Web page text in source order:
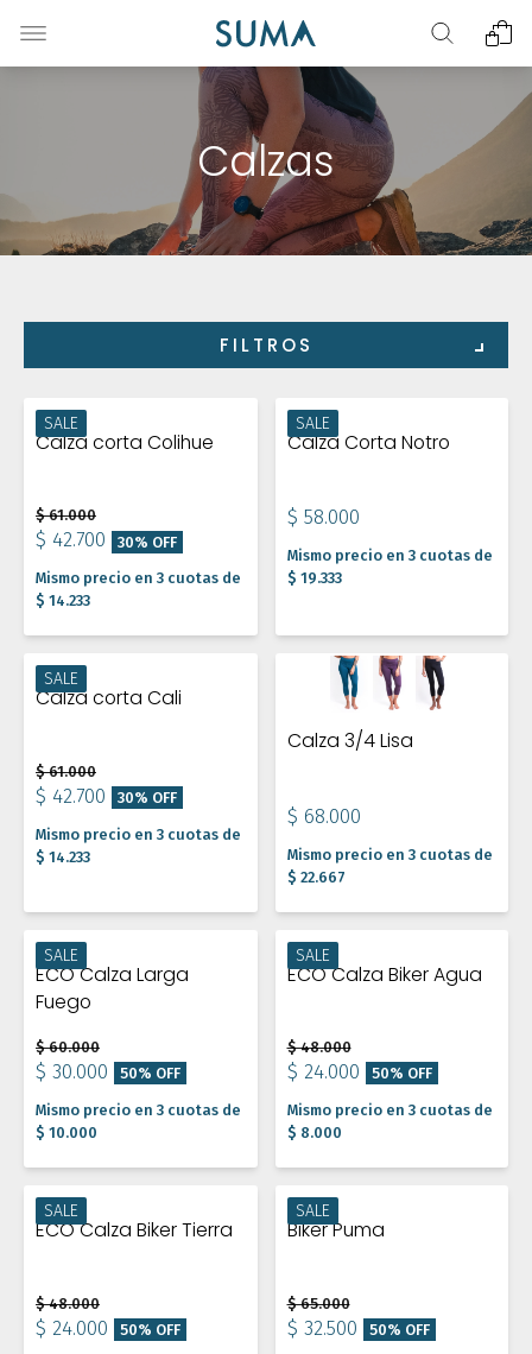
Calzas
FILTROS
SALE
Calza corta Colihue
$ 61.000
$ 42.700 30% OFF
Mismo precio en 3 cuotas de
$ 14.233
SALE
Calza Corta Notro
$ 58.000
Mismo precio en 3 cuotas de
$ 19.333
SALE
Calza corta Cali
$ 61.000
$ 42.700 30% OFF
Mismo precio en 3 cuotas de
$ 14.233
Calza 3/4 Lisa
$ 68.000
Mismo precio en 3 cuotas de
$ 22.667
SALE
ECO Calza Larga
Fuego
$ 60.000
$ 30.000 50% OFF
Mismo precio en 3 cuotas de
$ 10.000
SALE
ECO Calza Biker Agua
$ 48.000
$ 24.000 50% OFF
Mismo precio en 3 cuotas de
$ 8.000
SALE
ECO Calza Biker Tierra
$ 48.000
$ 24.000 50% OFF
SALE
Biker Puma
$ 65.000
$ 32.500 50% OFF